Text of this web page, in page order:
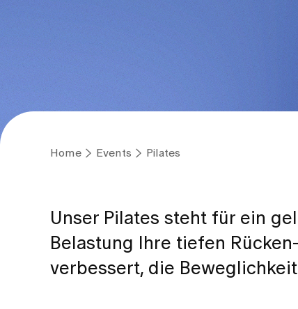
Home Events Pilates
Unser Pilates steht für ein
Belastung Ihre tiefen
verbessert, die